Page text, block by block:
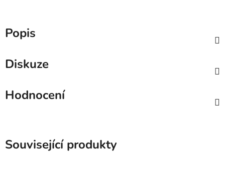
Popis
Diskuze
Hodnocení
Související produkty